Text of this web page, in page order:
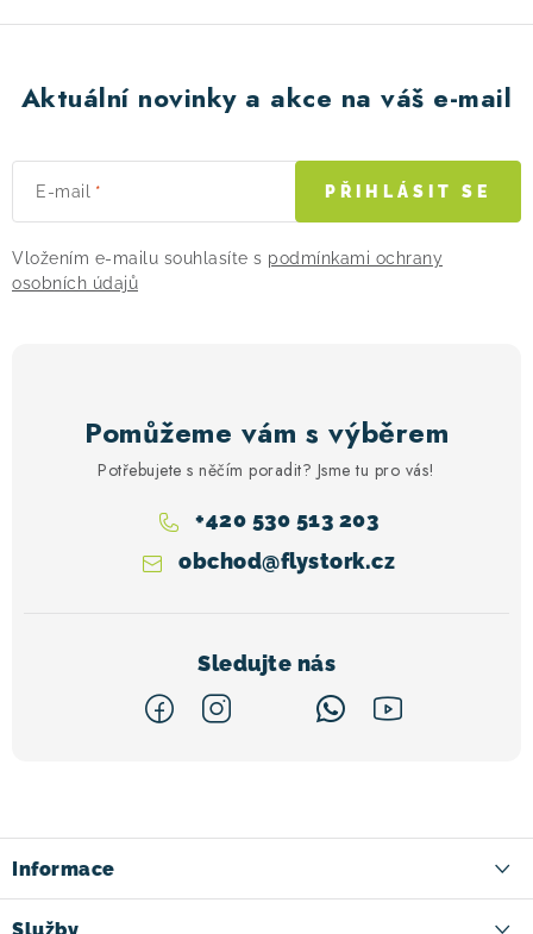
Aktuální novinky a akce na váš e-mail
E-mail
Vložením e-mailu souhlasíte s podmínkami ochrany
osobních údajů
PŘIHLÁSIT SE
Pomůžeme vám s výběrem
Potřebujete s něčím poradit? Jsme tu pro vás!
obchod@flystork.cz
+420 530 513 203
p
a
t
Informace